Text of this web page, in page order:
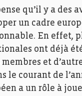
qu’il y a des
un cadre
En effet,
ont déjà
et
le courant de
a un rôle à